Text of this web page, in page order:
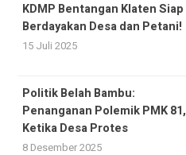
KDMP Bentangan Klaten Siap
Berdayakan Desa dan Petani!
15 Juli 2025
Politik Belah Bambu:
Penanganan Polemik PMK 81,
Ketika Desa Protes
8 Desember 2025